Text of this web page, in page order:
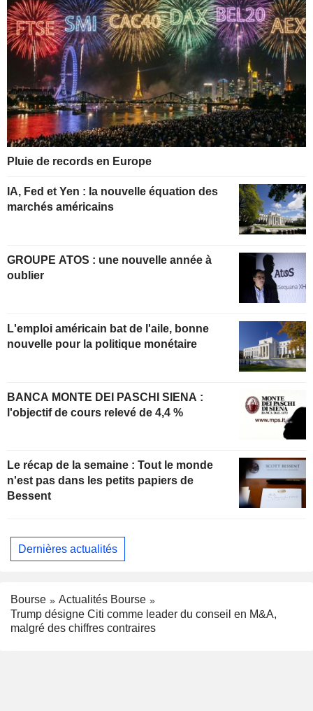
Pluie de records en Europe
IA, Fed et Yen : la nouvelle équation des
marchés américains
GROUPE ATOS : une nouvelle année à
oublier
L'emploi américain bat de l'aile, bonne
nouvelle pour la politique monétaire
BANCA MONTE DEI PASCHI SIENA :
l'objectif de cours relevé de 4,4 %
Le récap de la semaine : Tout le monde
n'est pas dans les petits papiers de
Bessent
Dernières actualités
Bourse
Actualités Bourse
Trump désigne Citi comme leader du conseil en M&A,
malgré des chiffres contraires